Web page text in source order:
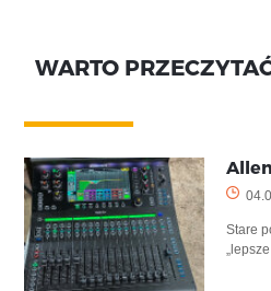
WARTO
Stare